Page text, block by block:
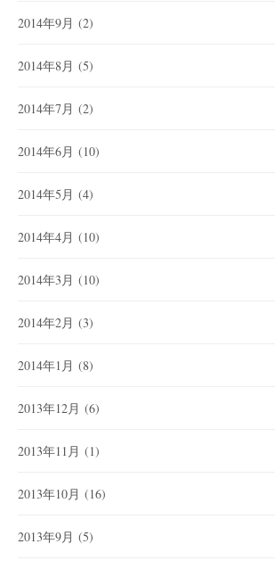
2014年9月 (2)
2014年8月 (5)
2014年7月 (2)
2014年6月 (10)
2014年5月 (4)
2014年4月 (10)
2014年3月 (10)
2014年2月 (3)
2014年1月 (8)
2013年12月 (6)
2013年11月 (1)
2013年10月 (16)
2013年9月 (5)